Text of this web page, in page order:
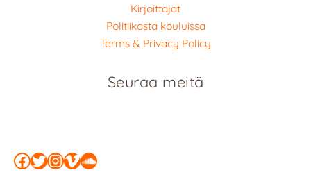
Kirjoittajat
Politiikasta kouluissa
Terms & Privacy Policy
Seuraa meitä
Facebook
Twitter
Instagram
Vimeo
SoundCloud